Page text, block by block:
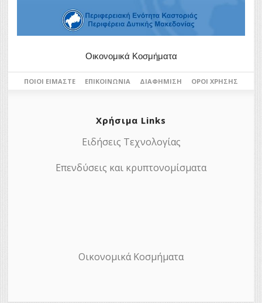
Οικονομικά Κοσμήματα
ΠΟΙΟΙ ΕΊΜΑΣΤΕ ΕΠΙΚΟΙΝΩΝΊΑ ΔΙΑΦΉΜΙΣΗ ΌΡΟΙ ΧΡΉΣΗΣ
Χρήσιμα Links
Ειδήσεις Τεχνολογίας
Επενδύσεις και κρυπτονομίσματα
Οικονομικά Κοσμήματα